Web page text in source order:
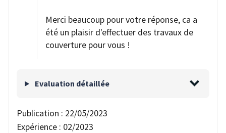
Merci beaucoup pour votre réponse, ca a
été un plaisir d'effectuer des travaux de
couverture pour vous !
Evaluation détaillée
Publication : 22/05/2023
Expérience : 02/2023